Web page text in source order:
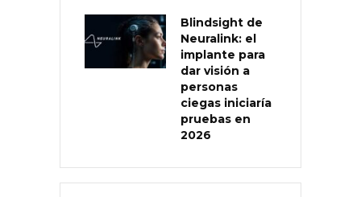
Blindsight de
Neuralink: el
implante para
dar visión a
personas
ciegas iniciaría
pruebas en
2026